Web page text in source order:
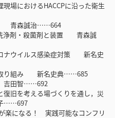
場におけるHACCPに沿った衛生
青森誠治……664
浄剤・殺菌剤と装置 青森誠
ナウイルス感染症対策 新名史
取り組み 新名史典……685
吉田智……692
旧を考える場づくりを通し，災
……697
になる！ 実践可能なコンフリ